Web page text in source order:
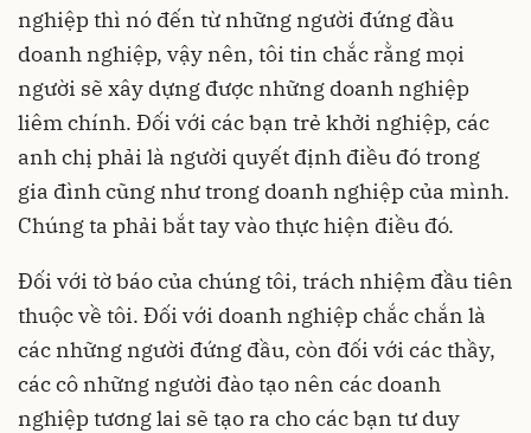
nghiệp thì nó đến từ những người đứng đầu
doanh nghiệp, vậy nên, tôi tin chắc rằng mọi
người sẽ xây dựng được những doanh nghiệp
liêm chính. Đối với các bạn trẻ khởi nghiệp, các
anh chị phải là người quyết định điều đó trong
gia đình cũng như trong doanh nghiệp của mình.
Chúng ta phải bắt tay vào thực hiện điều đó.
Đối với tờ báo của chúng tôi, trách nhiệm đầu tiên
thuộc về tôi. Đối với doanh nghiệp chắc chắn là
các những người đứng đầu, còn đối với các thầy,
các cô những người đào tạo nên các doanh
nghiệp tương lai sẽ tạo ra cho các bạn tư duy